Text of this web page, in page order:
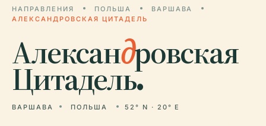
НАПРАВЛЕНИЯ ПОЛЬША
ВАРШАВА
АЛЕКСАНДРОВСКАЯ ЦИТАДЕЛЬ
Александровская
Цитадель.
ВАРШАВА ПОЛЬША 52° N · 20° E